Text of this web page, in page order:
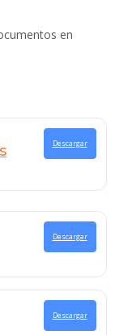
en
Descargar
Descargar
Descargar